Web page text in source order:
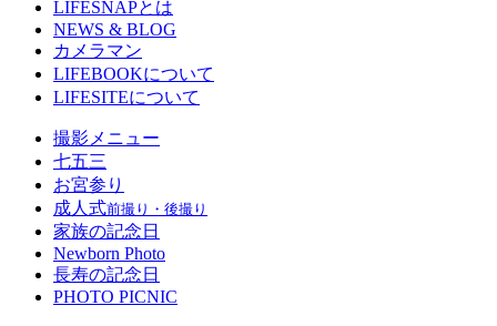
LIFESNAPとは
NEWS & BLOG
カメラマン
LIFEBOOKについて
LIFESITEについて
撮影メニュー
七五三
お宮参り
成人式前撮り・後撮り
家族の記念日
Newborn Photo
長寿の記念日
PHOTO PICNIC